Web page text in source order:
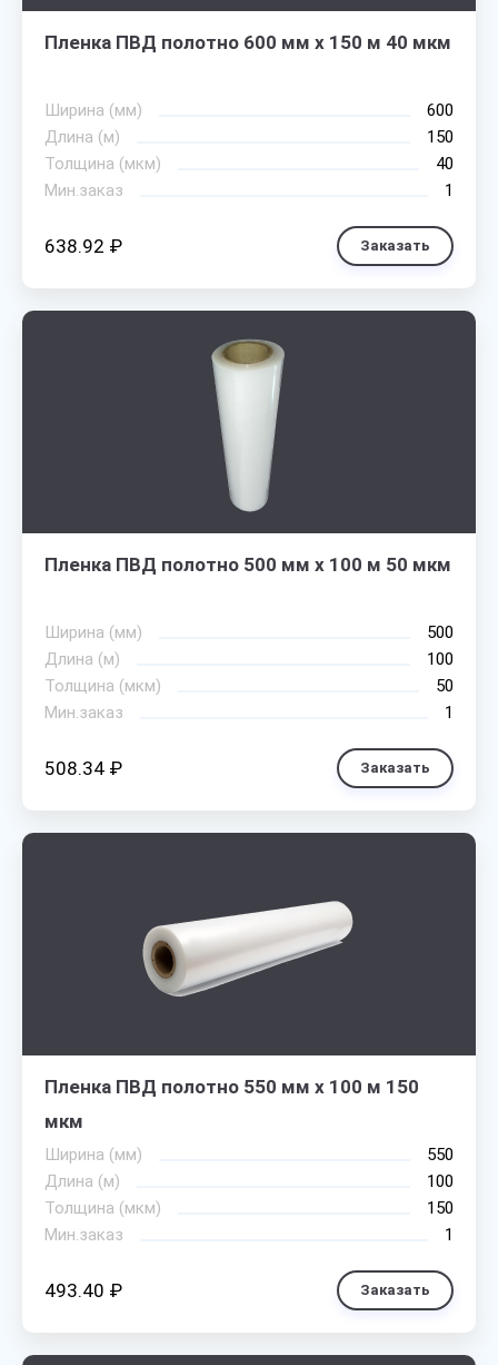
Пленка ПВД полотно 600 мм х 150 м 40 мкм
Ширина (мм)
600
Длина (м)
150
Толщина (мкм)
40
Мин.заказ
1
638.92 ₽ Заказать
Пленка ПВД полотно 500 мм х 100 м 50 мкм
Ширина (мм)
500
Длина (м)
100
Толщина (мкм)
50
Мин.заказ
1
508.34 ₽ Заказать
Пленка ПВД полотно 550 мм х 100 м 150
мкм
Ширина (мм)
550
Длина (м)
100
Толщина (мкм)
150
Мин.заказ
1
493.40 ₽ Заказать